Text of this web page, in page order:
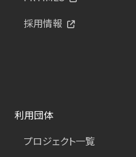
採用情報
利用団体
プロジェクト一覧